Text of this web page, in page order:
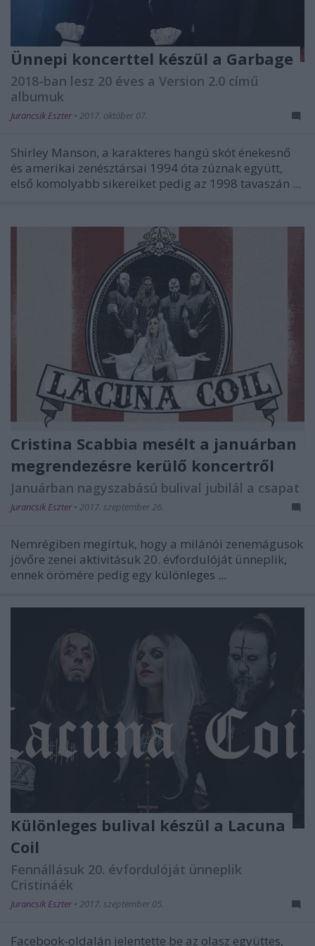
Ünnepi koncerttel készül a Garbage
2018-ban lesz 20 éves a Version 2.0 című
albumuk
Jurancsik Eszter • 2017. október 07.
Shirley Manson, a karakteres hangú skót énekesnő
és amerikai zenésztársai 1994 óta zúznak együtt,
első komolyabb sikereiket pedig az 1998 tavaszán ...
Cristina Scabbia mesélt a januárban
megrendezésre kerülő koncertről
Januárban nagyszabású bulival jubilál a csapat
Jurancsik Eszter • 2017. szeptember 26.
Nemrégiben megírtuk, hogy a milánói zenemágusok
jövőre zenei aktivitásuk 20. évfordulóját ünneplik,
ennek örömére pedig egy különleges ...
Különleges bulival készül a Lacuna
Coil
Fennállásuk 20. évfordulóját ünneplik
Cristináék
Jurancsik Eszter • 2017. szeptember 05.
Facebook-oldalán jelentette be az olasz együttes,